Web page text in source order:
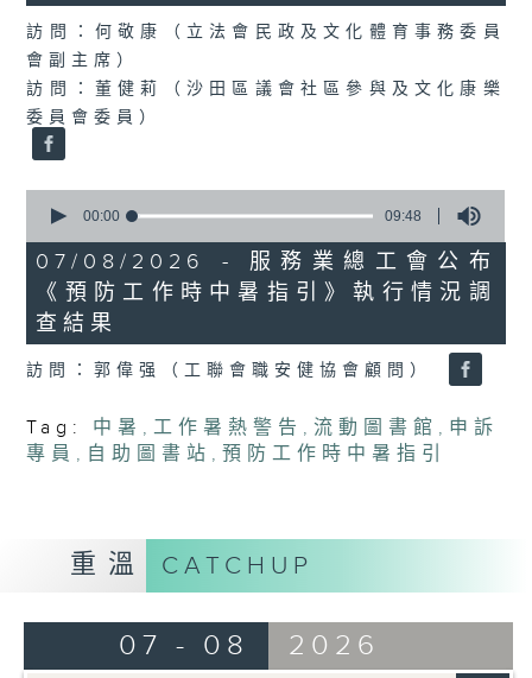
訪問：何敬康（立法會民政及文化體育事務委員
會副主席）
訪問：董健莉（沙田區議會社區參與及文化康樂
委員會委員）
seconds
9
minutes,
48
seconds
00:00 09:48
07/08/2026 - 服務業總工會公布
《預防工作時中暑指引》執行情況調
查結果
訪問：郭偉强（工聯會職安健協會顧問）
Tag: 中暑 ,工作暑熱警告 ,流動圖書館 , 申訴
專員 , 自助圖書站 ,預防工作時中暑指引
重溫 CATCHUP
07 - 08 2026